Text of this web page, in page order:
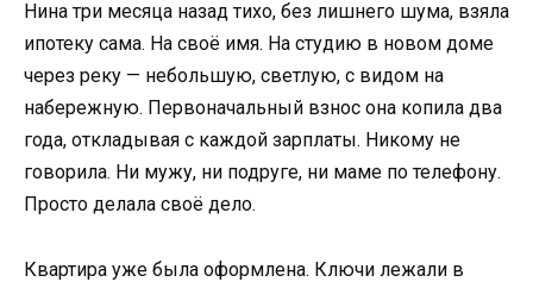
Нина три месяца назад тихо, без лишнего шума, взяла
ипотеку сама. На своё имя. На студию в новом доме
через реку — небольшую, светлую, с видом на
набережную. Первоначальный взнос она копила два
года, откладывая с каждой зарплаты. Никому не
говорила. Ни мужу, ни подруге, ни маме по телефону.
Просто делала своё дело.
Квартира уже была оформлена. Ключи лежали в